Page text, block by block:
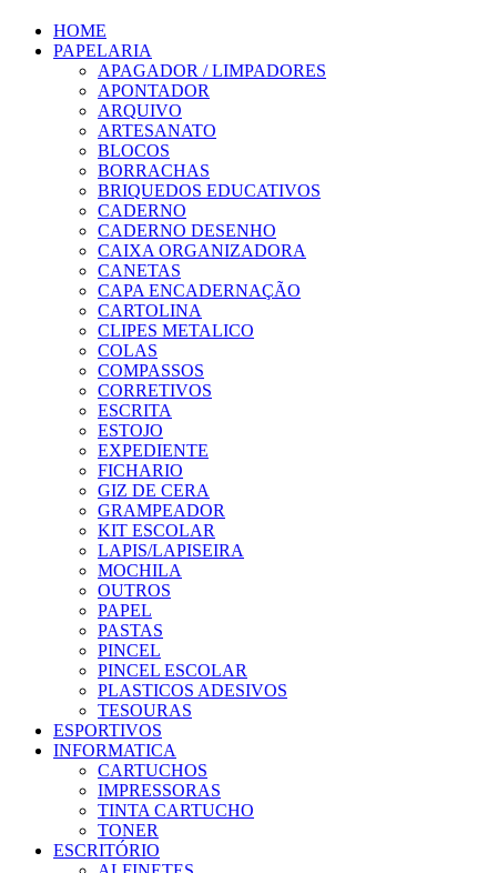
HOME
PAPELARIA
APAGADOR / LIMPADORES
APONTADOR
ARQUIVO
ARTESANATO
BLOCOS
BORRACHAS
BRIQUEDOS EDUCATIVOS
CADERNO
CADERNO DESENHO
CAIXA ORGANIZADORA
CANETAS
CAPA ENCADERNAÇÃO
CARTOLINA
CLIPES METALICO
COLAS
COMPASSOS
CORRETIVOS
ESCRITA
ESTOJO
EXPEDIENTE
FICHARIO
GIZ DE CERA
GRAMPEADOR
KIT ESCOLAR
LAPIS/LAPISEIRA
MOCHILA
OUTROS
PAPEL
PASTAS
PINCEL
PINCEL ESCOLAR
PLASTICOS ADESIVOS
TESOURAS
ESPORTIVOS
INFORMATICA
CARTUCHOS
IMPRESSORAS
TINTA CARTUCHO
TONER
ESCRITÓRIO